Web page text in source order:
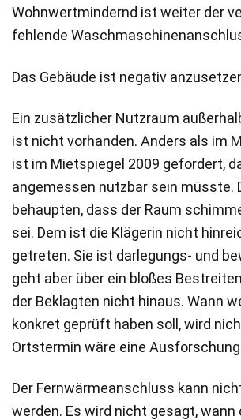
Wohnwertmindernd ist weiter der
fehlende
Das Gebäude ist negativ
Ein zusätzlicher Nutzraum
ist nicht vorhanden. Anders als im
ist im Mietspiegel 2009 gefordert,
angemessen nutzbar sein müsste.
behaupten, dass der Raum
sei. Dem ist die Klägerin nicht
getreten. Sie ist darlegungs- und
geht aber über ein bloßes
der Beklagten nicht hinaus. Wann
konkret geprüft haben soll, wird
Ortstermin wäre eine
Der Fernwärmeanschluss kann
werden. Es wird nicht gesagt, wann